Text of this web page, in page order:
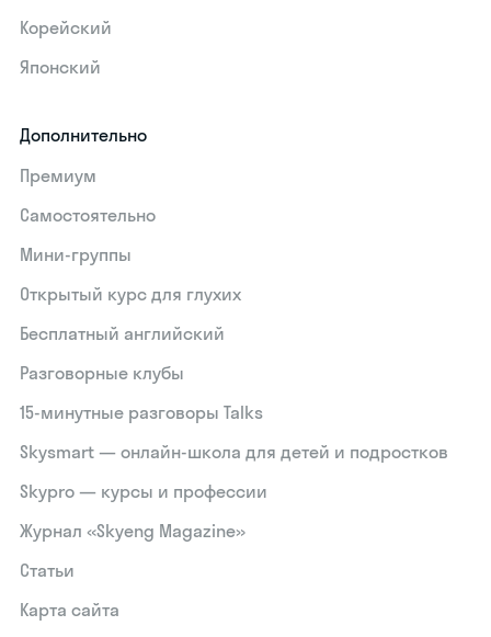
Корейский
Японский
Дополнительно
Премиум
Самостоятельно
Мини-группы
Открытый курс для глухих
Бесплатный английский
Разговорные клубы
15‑минутные разговоры Talks
Skysmart — онлайн-школа для детей и подростков
Skypro — курсы и профессии
Журнал «Skyeng Magazine»
Статьи
Карта сайта